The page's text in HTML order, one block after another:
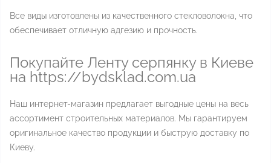
Все виды изготовлены из качественного стекловолокна, что
обеспечивает отличную адгезию и прочность.
Покупайте Ленту серпянку в Киеве
на https://bydsklad.com.ua
Наш интернет-магазин предлагает выгодные цены на весь
ассортимент строительных материалов. Мы гарантируем
оригинальное качество продукции и быструю доставку по
Киеву.